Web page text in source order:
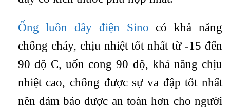
Ống luồn dây điện Sino có khả năng
chống cháy, chịu nhiệt tốt nhất từ -15 đến
90 độ C, uốn cong 90 độ, khả năng chịu
nhiệt cao, chống được sự va đập tốt nhất
nên đảm bảo được an toàn hơn cho người